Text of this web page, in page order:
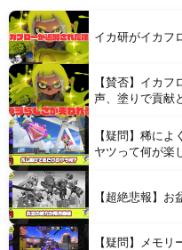
【悲報】 おわり。
Powered by livedoor 相互RSS
イカ研がイカフ
【賛否】イカ
声、塗りで貢献
【疑問】稀に
ヤツって何が楽
【超絶悲報】
【疑問】メモ